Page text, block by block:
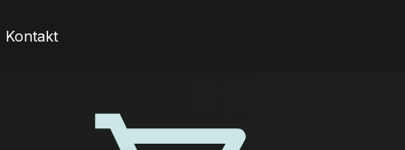
Kontakt